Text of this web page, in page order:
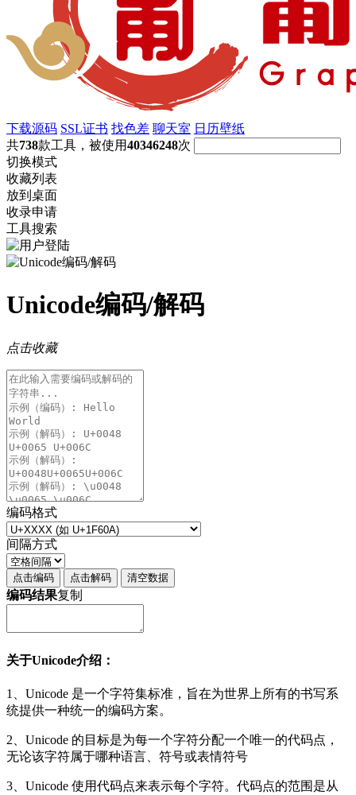
下载源码 SSL证书 找色差 聊天室 日历壁纸
共738款工具，被使用40346248次
切换模式
收藏列表
放到桌面
收录申请
工具搜索
Unicode编码/解码
点击收藏
编码格式
间隔方式
点击编码 点击解码 清空数据
编码结果复制
关于Unicode介绍：
1、Unicode 是一个字符集标准，旨在为世界上所有的书写系
统提供一种统一的编码方案。
2、Unicode 的目标是为每一个字符分配一个唯一的代码点，
无论该字符属于哪种语言、符号或表情符号
3、Unicode 使用代码点来表示每个字符。代码点的范围是从